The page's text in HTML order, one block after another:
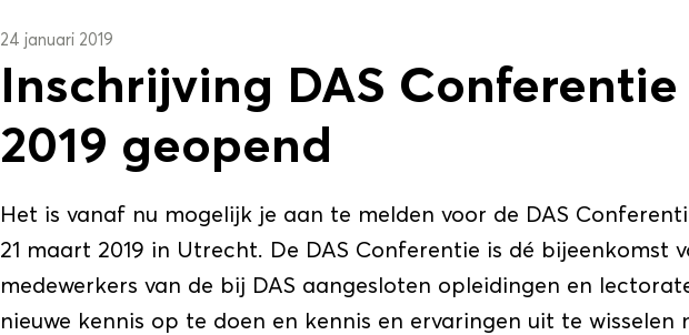
24 januari 2019
Inschrijving DAS Conferentie
2019 geopend
Het is vanaf nu mogelijk je aan te melden voor de DAS
21 maart 2019 in Utrecht. De DAS Conferentie is dé bijeenkomst
medewerkers van de bij DAS aangesloten opleidingen en
nieuwe kennis op te doen en kennis en ervaringen uit te wisselen